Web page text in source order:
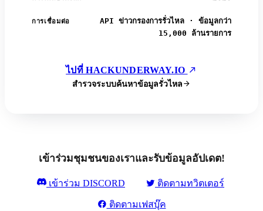
การเชื่อมต่อ
API ข่าวกรองการรั่วไหล · ข้อมูลกว่า
15,000 ล้านรายการ
ไปที่ HACKUNDERWAY.IO
สำรวจระบบค้นหาข้อมูลรั่วไหล
เข้าร่วมชุมชนของเราและรับข้อมูลอัปเดต!
เข้าร่วม DISCORD ติดตามทวิตเตอร์
ติดตามเฟสบุ๊ค